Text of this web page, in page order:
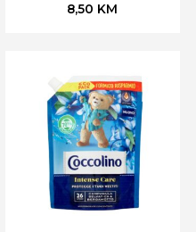
8,50 KM